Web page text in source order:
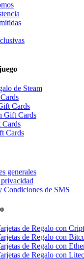
de Steam
Cards
Gift Cards
Cards
Cards
generales
Condiciones de SMS
de Regalo con
de Regalo con
de Regalo con
de Regalo con